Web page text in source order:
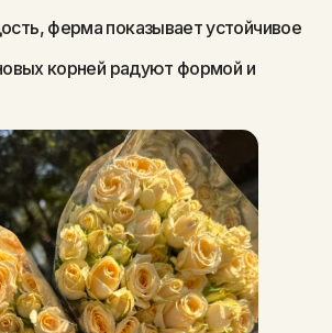
ферма показывает устойчивое
корней радуют формой и